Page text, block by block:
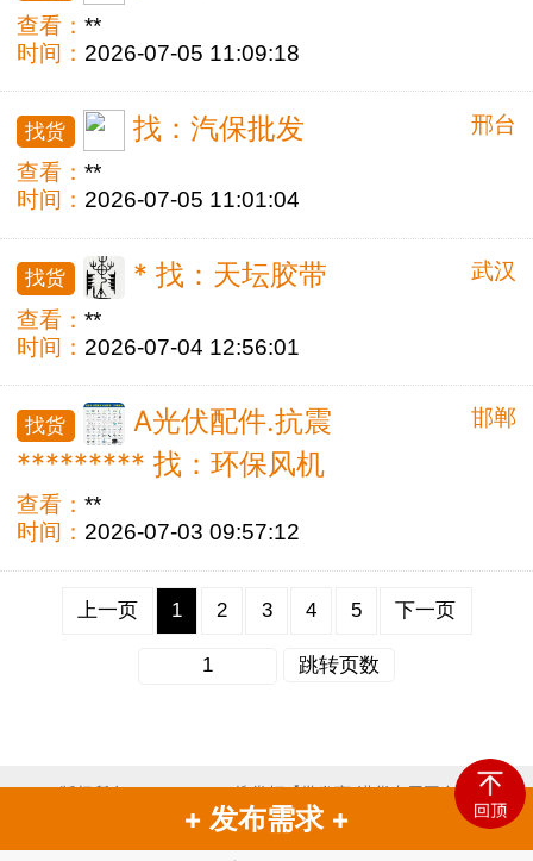
查看：**
时间： 2026-07-05 11:09:18
邢台
找货 找：汽保批发
查看：**
时间： 2026-07-05 11:01:04
武汉
找货 * 找：天坛胶带
查看：**
时间： 2026-07-04 12:56:01
邯郸
找货
A光伏配件.抗震
********* 找：环保风机
查看：**
时间： 2026-07-03 09:57:12
上一页 1 2 3 4 5 下一页
跳转页数
+ 发布需求 +
版权所有 © 2020-2026 搜掌柜【批发商-进货专用平台】
黑ICP备2020005698号 声明